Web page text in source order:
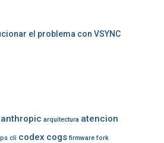
el problema con VSYNC
anthropic arquitectura atencion
cli codex cogs firmware fork